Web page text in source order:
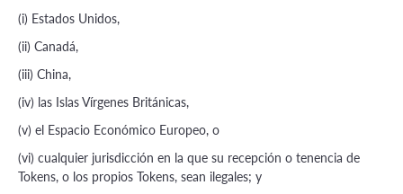
(i) Estados Unidos,
(ii) Canadá,
(iii) China,
(iv) las Islas Vírgenes Británicas,
(v) el Espacio Económico Europeo, o
(vi) cualquier jurisdicción en la que su recepción o tenencia de
Tokens, o los propios Tokens, sean ilegales; y